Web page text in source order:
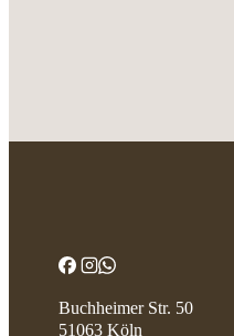
Buchheimer Str. 50
51063 Köln